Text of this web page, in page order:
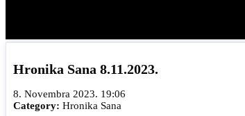
Hronika Sana 8.11.2023.
8. Novembra 2023. 19:06
Category: Hronika Sana